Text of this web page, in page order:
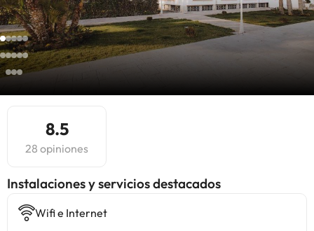
8.5
28 opiniones
Instalaciones y servicios destacados
Wifi e Internet